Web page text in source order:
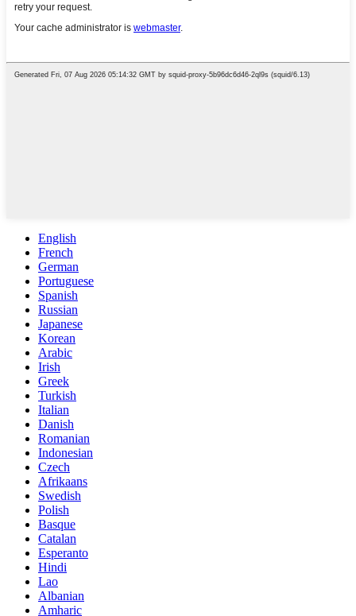
English
French
German
Portuguese
Spanish
Russian
Japanese
Korean
Arabic
Irish
Greek
Turkish
Italian
Danish
Romanian
Indonesian
Czech
Afrikaans
Swedish
Polish
Basque
Catalan
Esperanto
Hindi
Lao
Albanian
Amharic